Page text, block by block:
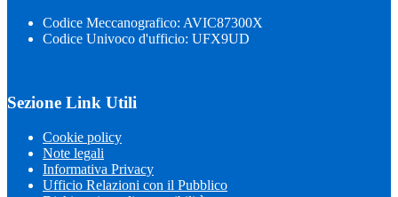
Codice Meccanografico: AVIC87300X
Codice Univoco d'ufficio: UFX9UD
Sezione Link Utili
Cookie policy
Note legali
Informativa Privacy
Ufficio Relazioni con il Pubblico